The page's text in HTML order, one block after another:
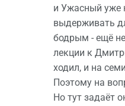
и Ужасный уже
выдерживать
бодрым - ещё
лекции к
ходил, и на
Поэтому на
Но тут задаёт